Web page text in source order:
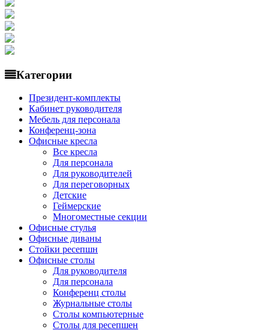
Категории
Президент-комплекты
Кабинет руководителя
Мебель для персонала
Конференц-зона
Офисные кресла
Все кресла
Для персонала
Для руководителей
Для переговорных
Детские
Геймерские
Многоместные секции
Офисные стулья
Офисные диваны
Стойки ресепшн
Офисные столы
Для руководителя
Для персонала
Конференц столы
Журнальные столы
Столы компьютерные
Столы для ресепшен